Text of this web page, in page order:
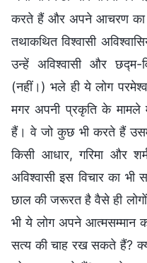
करते हैं और अपने आचरण का
तथाकथित विश्वासी
उन्हें अविश्वासी और छद्म-
(नहीं।) भले ही ये लोग
मगर अपनी प्रकृति के मामले
हैं। वे जो कुछ भी करते हैं उसमें
किसी आधार, गरिमा और
अविश्वासी इस विचार का
छाल की जरूरत है वैसे ही
भी ये लोग अपने आत्मसम्मान
सत्य की चाह रख सकते हैं?